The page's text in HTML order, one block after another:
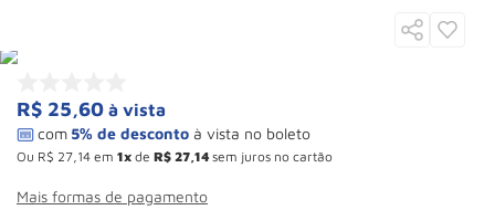
R$ 25,60 à vista
Ou R$ 27 14 em 1 de R$ 27 14 sem juros no cartão
Mais formas de pagamento
7 Macaco
8º Rodizio